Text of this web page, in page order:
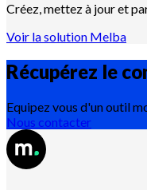
Créez, mettez à jour et
Voir la solution Melba
Récupérez le
Equipez vous d'un outil
Nous contacter